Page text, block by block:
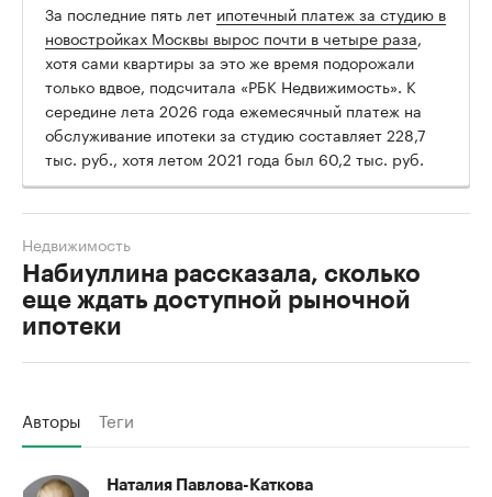
За последние пять лет ипотечный платеж за студию в
новостройках Москвы вырос почти в четыре раза,
хотя сами квартиры за это же время подорожали
только вдвое, подсчитала «РБК Недвижимость». К
середине лета 2026 года ежемесячный платеж на
обслуживание ипотеки за студию составляет 228,7
тыс. руб., хотя летом 2021 года был 60,2 тыс. руб.
Набиуллина рассказала, сколько
еще ждать доступной рыночной
ипотеки
Недвижимость
Авторы Теги
Наталия Павлова-Каткова